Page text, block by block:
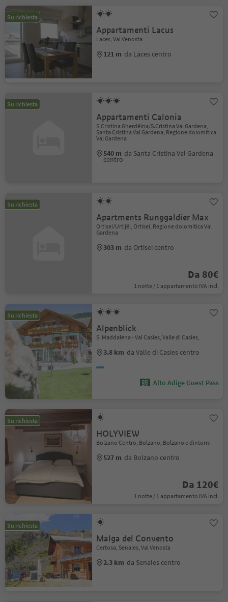
Su richiesta
Appartamenti Lacus
Laces, Val Venosta
121 m da Laces centro
Su richiesta
Appartamenti Calonia
S.Cristina Gherdëina/S.Cristina Val Gardena,
Santa Cristina Val Gardena, Regione dolomitica
Val Gardena
540 m da Santa Cristina Val Gardena
centro
Su richiesta
Apartments Runggaldier Max
Ortisei/Urtijëi, Ortisei, Regione dolomitica Val
Gardena
303 m da Ortisei centro
Da 80€
1 notte / 1 appartamento IVA incl.
Su richiesta
Alpenblick
S. Maddalena - Val Casies, Valle di Casies,
3.8 km da Valle di Casies centro
Alto Adige Guest Pass
Su richiesta
HOLYVIEW
Bolzano Centro, Bolzano, Bolzano e dintorni
527 m da Bolzano centro
Da 120€
1 notte / 1 appartamento IVA incl.
Su richiesta
Malga del Convento
Certosa, Senales, Val Venosta
2.3 km da Senales centro